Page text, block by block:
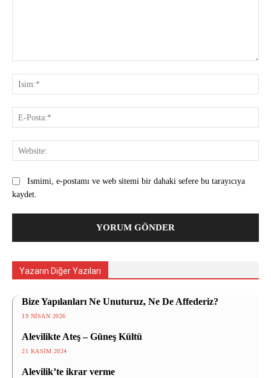
Ismimi, e-postamı ve web sitemi bir dahaki sefere bu tarayıcıya
kaydet.
Yazarın Diğer Yazıları
Bize Yapılanları Ne Unuturuz, Ne De Affederiz?
19 NISAN 2026
Alevilikte Ateş – Güneş Kültü
21 KASIM 2024
Alevilik’te ikrar verme